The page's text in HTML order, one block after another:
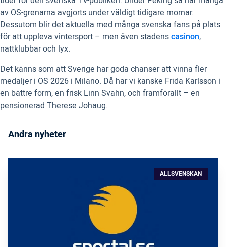
av OS-grenarna avgjorts under väldigt tidigare mornar.
Dessutom blir det aktuella med många svenska fans på plats
för att uppleva vintersport – men även stadenscasinon,
nattklubbar och lyx.
Det känns som att Sverige har goda chanser att vinna fler
medaljer i OS 2026 i Milano. Då har vi kanske Frida Karlsson i
en bättre form, en frisk Linn Svahn, och framförallt – en
pensionerad Therese Johaug.
Andra nyheter
ALLSVENSKAN